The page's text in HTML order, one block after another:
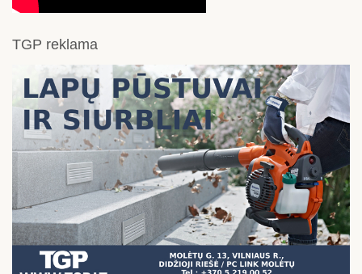
TGP reklama